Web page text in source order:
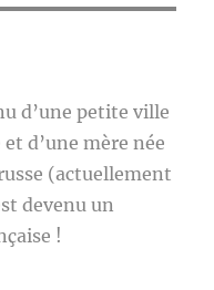
d’une petite ville
d’une mère née
(actuellement
devenu un
!